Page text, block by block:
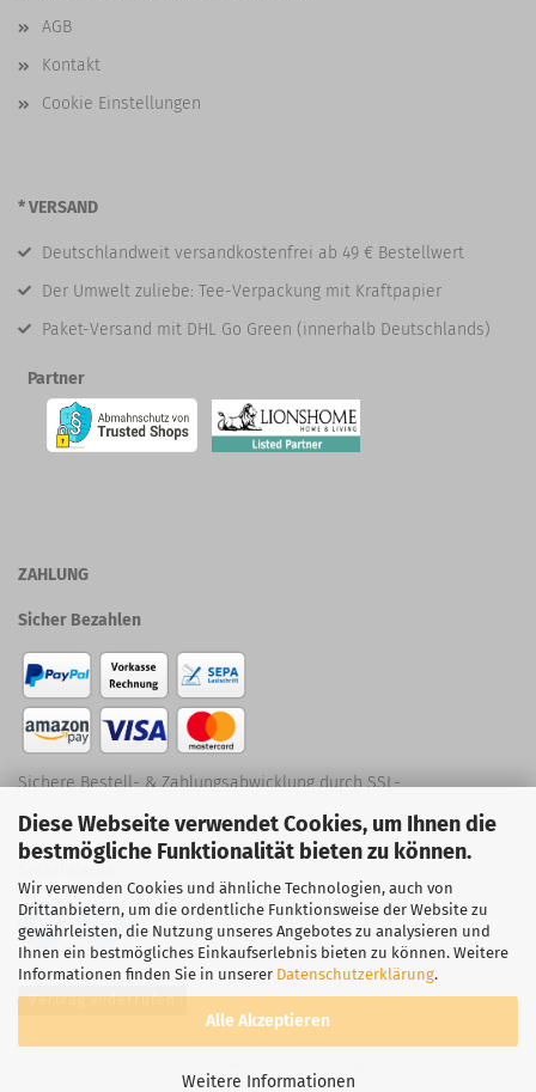
Diese Webseite verwendet Cookies, um Ihnen die
bestmögliche Funktionalität bieten zu können.
Wir verwenden Cookies und ähnliche Technologien, auch von
Drittanbietern, um die ordentliche Funktionsweise der Website zu
gewährleisten, die Nutzung unseres Angebotes zu analysieren und
Ihnen ein bestmögliches Einkaufserlebnis bieten zu können. Weitere
Informationen finden Sie in unserer Datenschutzerklärung.
Alle Akzeptieren
Weitere Informationen
AGB
Kontakt
Cookie Einstellungen
* VERSAND
Deutschlandweit versandkostenfrei ab 49 € Bestellwert
Der Umwelt zuliebe: Tee-Verpackung mit Kraftpapier
Paket-Versand mit DHL Go Green (innerhalb Deutschlands)
Partner
ZAHLUNG
Sicher Bezahlen
Sichere Bestell- & Zahlungsabwicklung durch SSL-
Verschlüsselung
Social Media
Vertrag widerrufen